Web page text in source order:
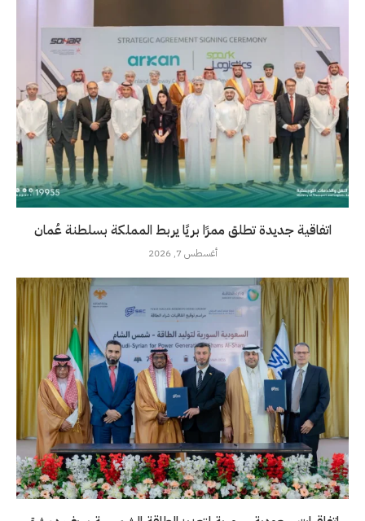
اتفاقية جديدة تطلق ممرًا بريًا يربط المملكة بسلطنة عُمان
أغسطس 7, 2026